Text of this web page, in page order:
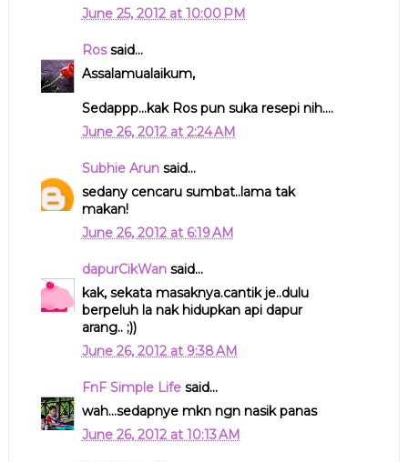
June 25, 2012 at 10:00 PM
Rossaid...
Assalamualaikum,
Sedappp...kak Ros pun suka resepi nih....
June 26, 2012 at 2:24 AM
Subhie Arunsaid...
sedany cencaru sumbat..lama tak
makan!
June 26, 2012 at 6:19 AM
dapurCikWansaid...
kak, sekata masaknya.cantik je..dulu
berpeluh la nak hidupkan api dapur
arang.. ;))
June 26, 2012 at 9:38 AM
FnF Simple Lifesaid...
wah...sedapnye mkn ngn nasik panas
June 26, 2012 at 10:13 AM